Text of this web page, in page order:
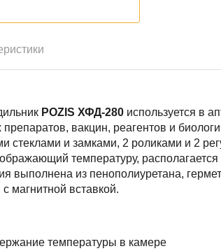
POZIS ХФД-280используется в
вакцин, реагентов и
стеклами и замками, 2 роликами и 2
температуру,
выполнена из пенополиуретана,
магнитной вставкой.
температуры в камере